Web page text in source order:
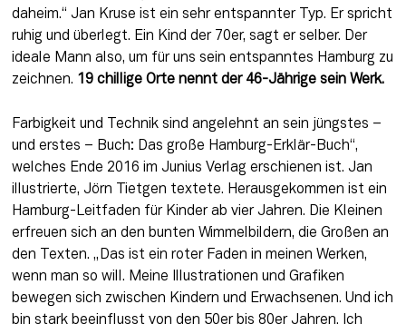
daheim.“ Jan Kruse ist ein sehr entspannter Typ. Er spricht
ruhig und überlegt. Ein Kind der 70er, sagt er selber. Der
ideale Mann also, um für uns sein entspanntes Hamburg zu
zeichnen. 19 chillige Orte nennt der 46-Jährige sein Werk.
Farbigkeit und Technik sind angelehnt an sein jüngstes –
und erstes – Buch: Das große Hamburg-Erklär-Buch“,
welches Ende 2016 im Junius Verlag erschienen ist. Jan
illustrierte, Jörn Tietgen textete. Herausgekommen ist ein
Hamburg-Leitfaden für Kinder ab vier Jahren. Die Kleinen
erfreuen sich an den bunten Wimmelbildern, die Großen an
den Texten. „Das ist ein roter Faden in meinen Werken,
wenn man so will. Meine Illustrationen und Grafiken
bewegen sich zwischen Kindern und Erwachsenen. Und ich
bin stark beeinflusst von den 50er bis 80er Jahren. Ich